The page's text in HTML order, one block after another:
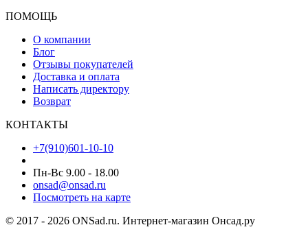
ПОМОЩЬ
О компании
Блог
Отзывы покупателей
Доставка и оплата
Написать директору
Возврат
КОНТАКТЫ
+7(910)601-10-10
Пн-Вс 9.00 - 18.00
onsad@onsad.ru
Посмотреть на карте
© 2017 - 2026 ONSad.ru. Интернет-магазин Онсад.ру